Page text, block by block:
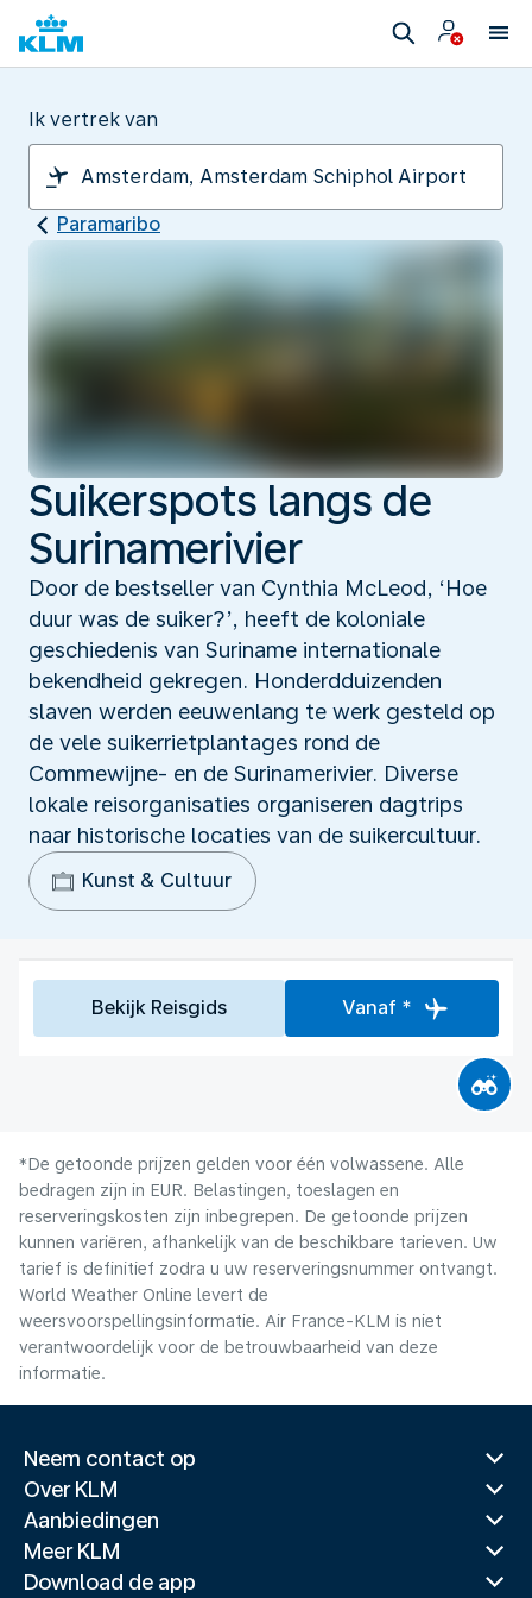
Ik vertrek van
Paramaribo
Suikerspots langs de
Surinamerivier
Door de bestseller van Cynthia McLeod, ‘Hoe
duur was de suiker?’, heeft de koloniale
geschiedenis van Suriname internationale
bekendheid gekregen. Honderdduizenden
slaven werden eeuwenlang te werk gesteld op
de vele suikerrietplantages rond de
Commewijne- en de Surinamerivier. Diverse
lokale reisorganisaties organiseren dagtrips
naar historische locaties van de suikercultuur.
Kunst & Cultuur
Bekijk Reisgids Vanaf *
*De getoonde prijzen gelden voor één volwassene. Alle
bedragen zijn in EUR. Belastingen, toeslagen en
reserveringskosten zijn inbegrepen. De getoonde prijzen
kunnen variëren, afhankelijk van de beschikbare tarieven. Uw
tarief is definitief zodra u uw reserveringsnummer ontvangt.
World Weather Online levert de
weersvoorspellingsinformatie. Air France-KLM is niet
verantwoordelijk voor de betrouwbaarheid van deze
informatie.
Neem contact op
Over KLM
Aanbiedingen
Meer KLM
Download de app